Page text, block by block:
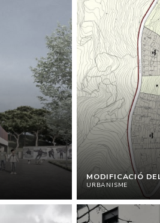
MODIFICACIÓ
URBANISME